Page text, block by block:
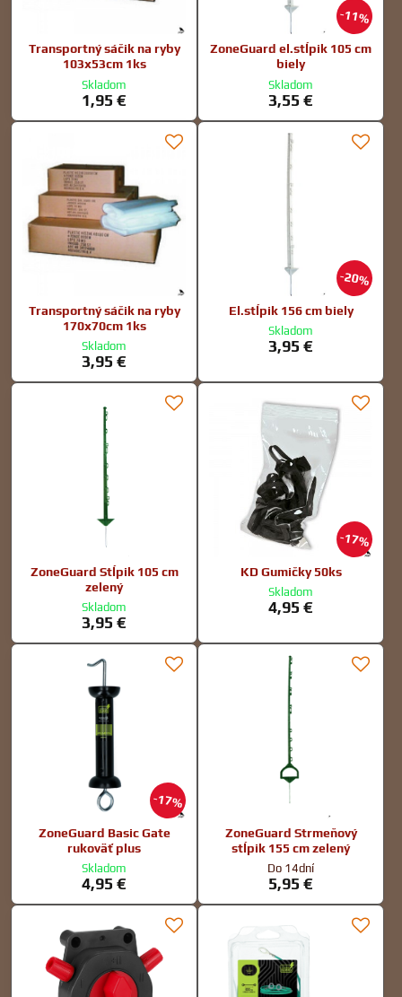
Transportný sáčik na ryby
103x53cm 1ks
Skladom
1,95 €
11%
ZoneGuard el.stĺpik 105 cm
biely
Skladom
3,55 €
Transportný sáčik na ryby
170x70cm 1ks
Skladom
3,95 €
20%
El.stĺpik 156 cm biely
Skladom
3,95 €
ZoneGuard Stĺpik 105 cm
zelený
Skladom
3,95 €
17%
KD Gumičky 50ks
Skladom
4,95 €
17%
ZoneGuard Basic Gate
rukoväť plus
Skladom
4,95 €
ZoneGuard Strmeňový
stĺpik 155 cm zelený
Do 14dní
5,95 €